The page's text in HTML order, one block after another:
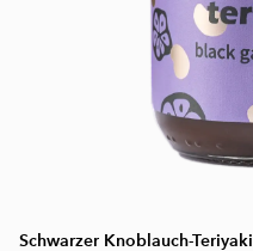
Schwarzer Knoblauch-Teriyaki